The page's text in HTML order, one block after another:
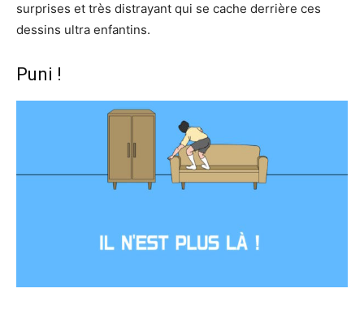
surprises et très distrayant qui se cache derrière ces
dessins ultra enfantins.
Puni !